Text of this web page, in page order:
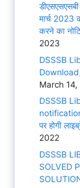
मार्च 2023
करने का
2023
DSSSB
March
DSSSB
पर होगी
2022
DSSSB
SOLVED